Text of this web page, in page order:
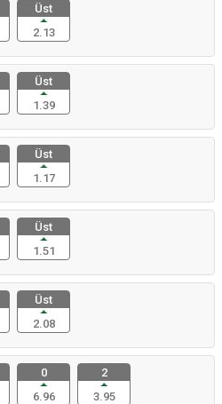
Üst
2.13
Üst
1.39
Üst
1.17
Üst
1.51
Üst
2.08
0
6.96
2
3.95